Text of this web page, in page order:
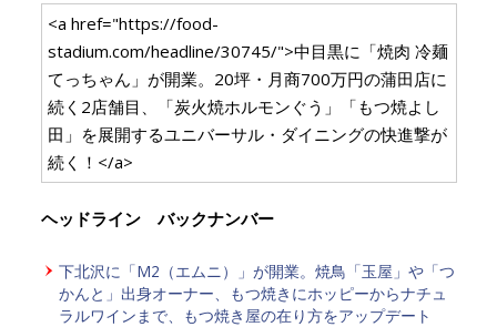
<a href="https://food-
stadium.com/headline/30745/">中目黒に「焼肉 冷麺
てっちゃん」が開業。20坪・月商700万円の蒲田店に
続く2店舗目、「炭火焼ホルモンぐう」「もつ焼よし
田」を展開するユニバーサル・ダイニングの快進撃が
続く！</a>
ヘッドライン バックナンバー
下北沢に「M2（エムニ）」が開業。焼鳥「玉屋」や「つ
かんと」出身オーナー、もつ焼きにホッピーからナチュ
ラルワインまで、もつ焼き屋の在り方をアップデート